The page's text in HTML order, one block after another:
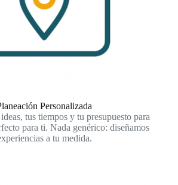
Personalizada
tus tiempos y tu presupuesto para
para ti. Nada genérico: diseñamos
a tu medida.